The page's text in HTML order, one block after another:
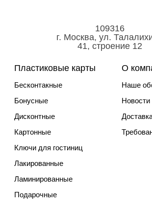
109316
г. Москва, ул.
41, строение 12
Пластиковые карты
Бесконтакные
Бонусные
Дисконтные
Картонные
Ключи для гостиниц
Лакированные
Ламинированные
Подарочные
О
Наше
Новости